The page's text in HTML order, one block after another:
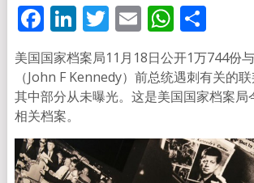
Facebook
LinkedIn
Twitter
Email分
享
美国国家档案局11月18日公开1万744份
（John F Kennedy）前总统遇刺有关的
其中部分从未曝光。这是美国国家档案局
相关档案。